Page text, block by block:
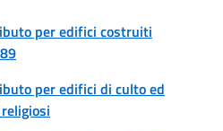
per edifici costruiti
per edifici di culto ed